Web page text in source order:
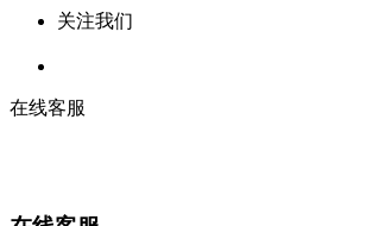
关注我们
在线客服